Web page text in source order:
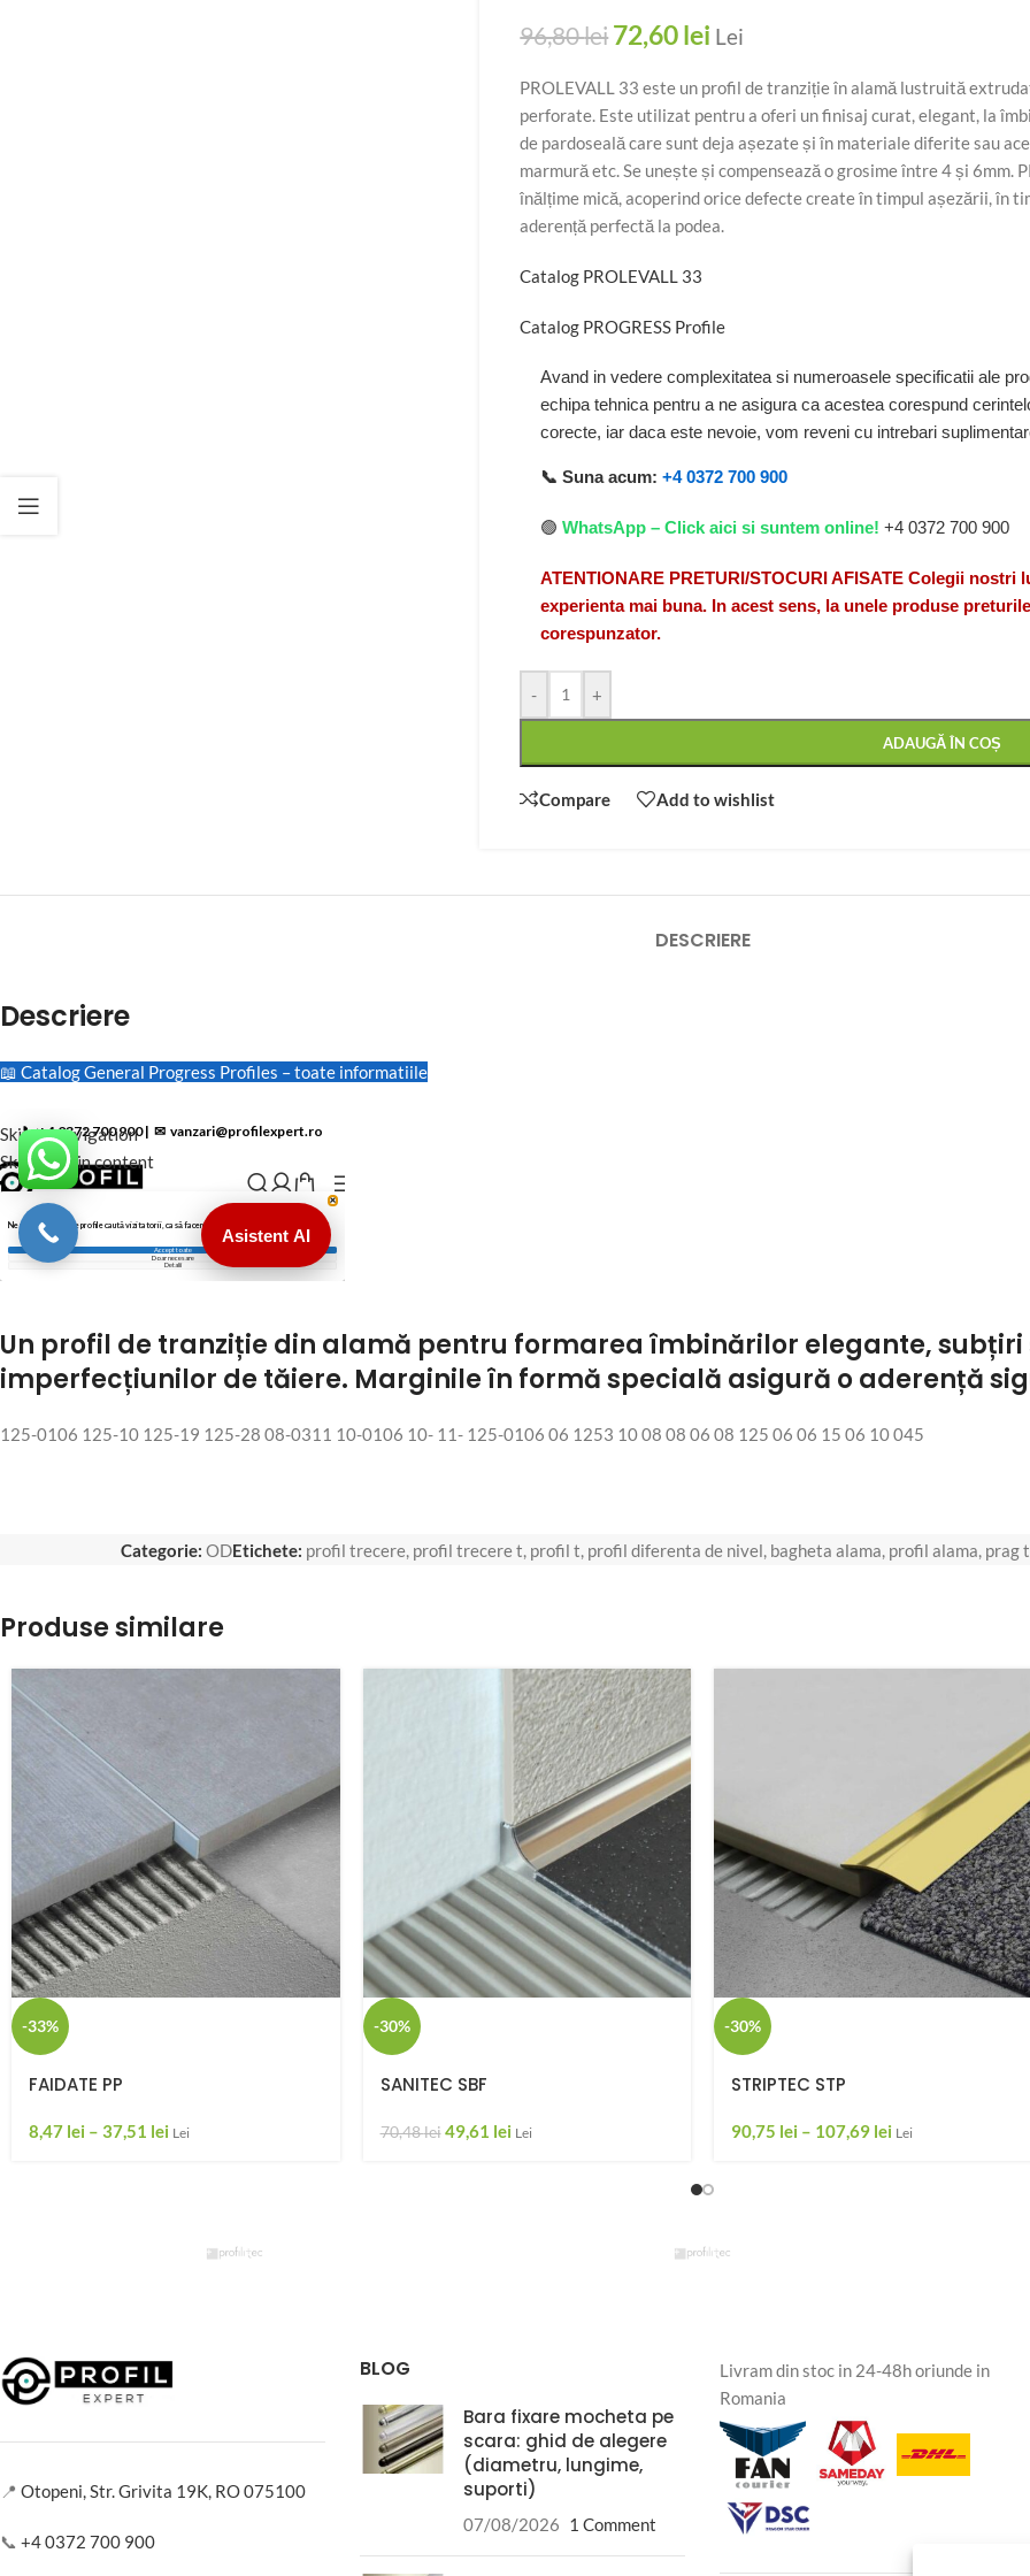
96,80lei 72,60lei Lei
PROLEVALL 33 este un profil de tranziție în alamă lustruită
perforate. Este utilizat pentru a oferi un finisaj curat, elegant, la
de pardoseală care sunt deja așezate și în materiale diferite sau
marmură etc. Se unește și compensează o grosime între 4 și 6mm.
înălțime mică, acoperind orice defecte create în timpul așezării, în
aderență perfectă la podea.
Catalog PROLEVALL 33
Catalog PROGRESS Profile
Avand in vedere complexitatea si numeroasele specificatii ale
echipa tehnica pentru a ne asigura ca acestea corespund
corecte, iar daca este nevoie, vom reveni cu intrebari
📞 Suna acum: +4 0372 700 900
🟢 WhatsApp – Click aici si suntem online! +4 0372 700 900
ATENTIONARE PRETURI/STOCURI AFISATE Colegii
experienta mai buna. In acest sens, la unele produse
corespunzator.
- +
ADAUGĂ ÎN COȘ
Compare Add to wishlist
DESCRIERE
Descriere
📖 Catalog General Progress Profiles – toate informatiile
Un profil de tranziție din alamă pentru formarea îmbinărilor elegante,
imperfecțiunilor de tăiere. Marginile în formă specială asigură o aderență
125-0106 125-10 125-19 125-28 08-0311 10-0106 10- 11- 125-0106 06 1253 10 08 08 06 08 125 06 06 15 06 10 045
Categorie: ODEtichete: profil trecere profil trecere t profil t profil diferenta de nivel bagheta alama profil alama prag
Produse similare
-33%
FAIDATE PP
8,47 lei – 37,51 lei Lei
-30%
SANITEC SBF
70,48lei 49,61 lei Lei
-30%
STRIPTEC STP
90,75 lei – 107,69 lei Lei
📍 Otopeni, Str. Grivita 19K, RO 075100
📞 +4 0372 700 900
BLOG
Bara fixare mocheta pe
scara: ghid de alegere
(diametru, lungime,
suporti)
07/08/2026 1 Comment
Livram din stoc in 24-48h oriunde in
Romania